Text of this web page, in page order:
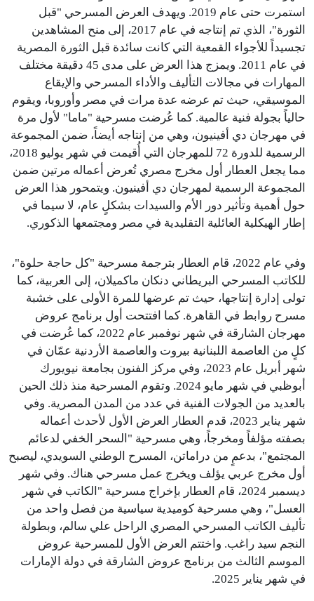
استمرت حتى عام 2019. ويهدف العرض المسرحي "قبل
الثورة"، الذي تم إنتاجه في عام 2017، إلى منح المشاهدين
تجسيداً للأجواء القمعية التي كانت سائدة قبل الثورة المصرية
في عام 2011. ويمزج هذا العرض على مدى 45 دقيقة مختلف
المهارات في مجالات التأليف والأداء المسرحي والإيقاع
الموسيقي، حيث تم عرضه عدة مرات في مصر وأوروبا، ويقوم
حالياً بجولة فنية عالمية. كما عُرضت مسرحية "ماما" لأول مرة
في مهرجان دي أفينيون، وهي من إنتاجه أيضاً، ضمن المجموعة
الرسمية للدورة 72 للمهرجان التي أُقيمت في شهر يوليو 2018،
مما يجعل العطار أول مخرج مصري تُعرض أعماله مرتين ضمن
المجموعة الرسمية لمهرجان دي أفينيون. ويتمحور هذا العرض
حول أهمية وتأثير دور الأم والسيدات بشكلٍ عام، لا سيما في
إطار الهيكلية العائلية التقليدية في مصر ومجتمعها الذكوري.
وفي عام 2022، قام العطار بترجمة مسرحية "كل حاجة حلوة"،
للكاتب المسرحي البريطاني دنكان ماكميلان، إلى العربية، كما
تولى إدارة إنتاجها، حيث تم عرضها للمرة الأولى على خشبة
مسرح روابط في القاهرة. كما افتتحت أول برنامج عروض
مهرجان الشارقة في شهر نوفمبر عام 2022، كما عُرضت في
كلٍ من العاصمة اللبنانية بيروت والعاصمة الأردنية عمّان في
شهر أبريل عام 2023، وفي مركز الفنون بجامعة نيويورك
أبوظبي في شهر مايو 2024. وتقوم المسرحية منذ ذلك الحين
بالعديد من الجولات الفنية في عدد من المدن المصرية. وفي
شهر يناير 2023، قدم العطار العرض الأول لأحدث أعماله
بصفته مؤلفاً ومخرجاً، وهي مسرحية "السحر الخفي لدعائم
المجتمع"، بدعمٍ من دراماتن، المسرح الوطني السويدي، ليصبح
أول مخرج عربي يؤلف ويخرج عمل مسرحي هناك. وفي شهر
ديسمبر 2024، قام العطار بإخراج مسرحية "الكاتب في شهر
العسل"، وهي مسرحية كوميدية سياسية من فصل واحد من
تأليف الكاتب المسرحي المصري الراحل علي سالم، وبطولة
النجم سيد راغب. واختتم العرض الأول للمسرحية عروض
الموسم الثالث من برنامج عروض الشارقة في دولة الإمارات
في شهر يناير 2025.